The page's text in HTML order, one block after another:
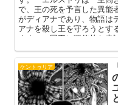
で、王の死を予言した異
がディアナであり、物語は
アナを殺し王を守ろうとす
ます。 国王に狂信的な忠
ケントゥリア